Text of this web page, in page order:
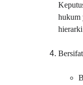
hukum